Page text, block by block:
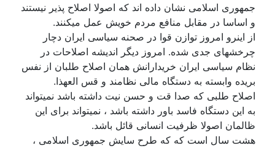
جمهوری اسلامی نشان داده اند که اصولا اصلاح پذیر نیستند
و اساسا در مقابل منافع مردم خویش عمل میکنند.
از اینرو امروز توازن قوا در صحنه سیاسی ایران دچار
چرخشهای جدی شده. امروز دیگر اندیشه اصلاحات در
نظام سیاسی ایران خریدارانش همان اصلاح طلبان از نفس
بریده وابسته به دستگاه مالی نظامند و قس العهذا.
اصلاح طلبی که صدا قت و حسن نیت داشته باشد نمیتواند
به این دستگاه فاسد باور داشته باشد ، نمیتواند برای این
ظالمان اصولا ظرفیت انسانی قائل باشد.
هشت سال است که که طرح سایش جمهوری اسلامی ،